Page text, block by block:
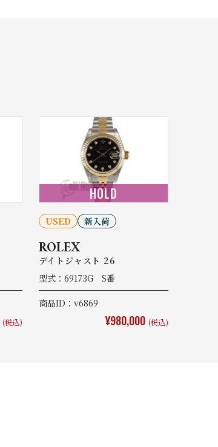
(税込)
HOLD
USED 新入荷
ROLEX
デイトジャスト 26
型式：69173G S番
商品ID：v6869
¥980,000 (税込)